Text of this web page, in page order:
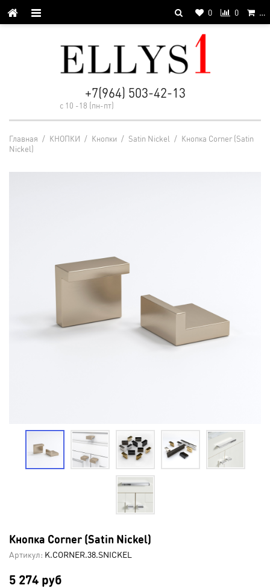
0 0 …
+7(964) 503-42-13
с 10 -18 (пн-пт)
Главная / КНОПКИ / Кнопки / Satin Nickel / Кнопка Corner (Satin
Nickel)
Кнопка Corner (Satin Nickel)
Артикул: K.CORNER.38.SNICKEL
5 274 руб